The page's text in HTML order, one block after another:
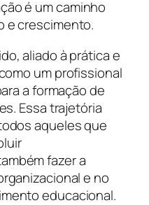
é um caminho
e crescimento.
aliado à prática e
um profissional
a formação de
Essa trajetória
aqueles que
fazer a
e no
educacional.